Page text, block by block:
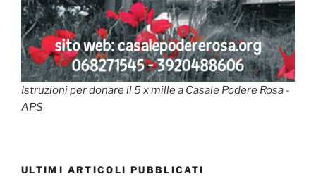
Istruzioni per donare il 5 x mille a Casale Podere Rosa -
APS
ULTIMI ARTICOLI PUBBLICATI